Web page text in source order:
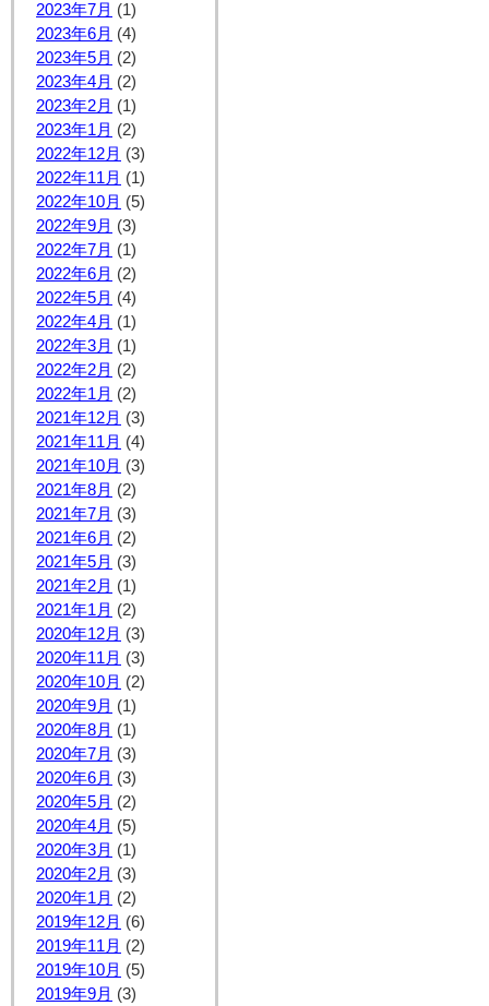
2023年7月 (1)
2023年6月 (4)
2023年5月 (2)
2023年4月 (2)
2023年2月 (1)
2023年1月 (2)
2022年12月 (3)
2022年11月 (1)
2022年10月 (5)
2022年9月 (3)
2022年7月 (1)
2022年6月 (2)
2022年5月 (4)
2022年4月 (1)
2022年3月 (1)
2022年2月 (2)
2022年1月 (2)
2021年12月 (3)
2021年11月 (4)
2021年10月 (3)
2021年8月 (2)
2021年7月 (3)
2021年6月 (2)
2021年5月 (3)
2021年2月 (1)
2021年1月 (2)
2020年12月 (3)
2020年11月 (3)
2020年10月 (2)
2020年9月 (1)
2020年8月 (1)
2020年7月 (3)
2020年6月 (3)
2020年5月 (2)
2020年4月 (5)
2020年3月 (1)
2020年2月 (3)
2020年1月 (2)
2019年12月 (6)
2019年11月 (2)
2019年10月 (5)
2019年9月 (3)